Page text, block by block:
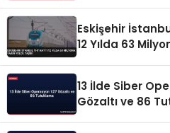
Eskişehir
12 Yılda 63
13 İlde Siber
Gözaltı ve 86